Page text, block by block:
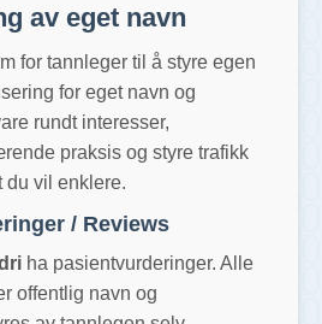
av eget navn
for tannleger til å styre egen
for eget navn og
rundt interesser,
praksis og styre trafikk
du vil enklere.
/ Reviews
ha pasientvurderinger. Alle
offentlig navn og